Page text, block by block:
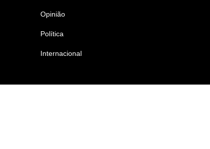
Opinião
Política
Internacional